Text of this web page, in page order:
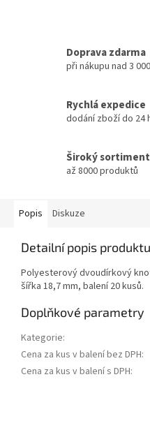
Doprava zdarma
při nákupu nad 3
Rychlá expedice
dodání zboží do 24
Široký
až 8000 produktů
Popis Diskuze
Detailní popis produktu
Polyesterový dvoudírkový
šířka 18,7 mm, balení 20 kusů.
Doplňkové parametry
Kategorie:
Cena za kus v balení bez DPH:
Cena za kus v balení s DPH: